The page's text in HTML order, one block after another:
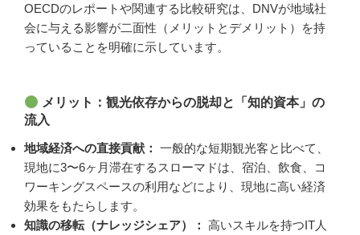
OECDのレポートや関連する比較研究は、DNVが地域社
会に与える影響が二面性（メリットとデメリット）を持
っていることを明確に示しています。
メリット：観光依存からの脱却と「知的資本」の
流入
地域経済への直接貢献： 一般的な短期観光客と比べて、
現地に3〜6ヶ月滞在するスローマドは、宿泊、飲食、コ
ワーキングスペースの利用などにより、現地に高い経済
効果をもたらします。
知識の移転（ナレッジシェア）： 高いスキルを持つIT人